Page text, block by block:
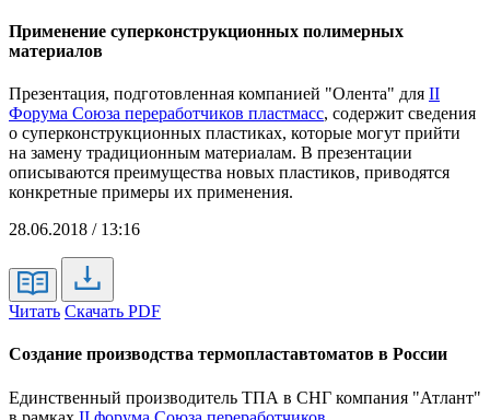
Применение суперконструкционных полимерных
материалов
Презентация, подготовленная компанией "Олента" для II
Форума Союза переработчиков пластмасс, содержит сведения
о суперконструкционных пластиках, которые могут прийти
на замену традиционным материалам. В презентации
описываются преимущества новых пластиков, приводятся
конкретные примеры их применения.
28.06.2018 / 13:16
Читать Скачать PDF
Создание производства термопластавтоматов в России
Единственный производитель ТПА в СНГ компания "Атлант"